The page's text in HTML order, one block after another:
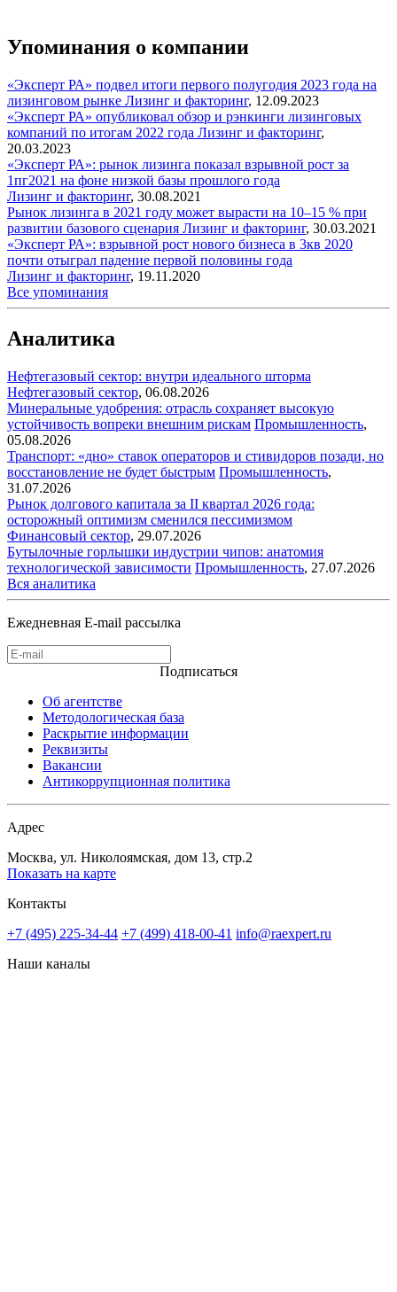
Упоминания о компании
«Эксперт РА» подвел итоги первого полугодия 2023 года на
лизинговом рынке Лизинг и факторинг, 12.09.2023
«Эксперт РА» опубликовал обзор и рэнкинги лизинговых
компаний по итогам 2022 года Лизинг и факторинг,
20.03.2023
«Эксперт РА»: рынок лизинга показал взрывной рост за
1пг2021 на фоне низкой базы прошлого года
Лизинг и факторинг, 30.08.2021
Рынок лизинга в 2021 году может вырасти на 10–15 % при
развитии базового сценария Лизинг и факторинг, 30.03.2021
«Эксперт РА»: взрывной рост нового бизнеса в 3кв 2020
почти отыграл падение первой половины года
Лизинг и факторинг, 19.11.2020
Все упоминания
Аналитика
Нефтегазовый сектор: внутри идеального шторма
Нефтегазовый сектор, 06.08.2026
Минеральные удобрения: отрасль сохраняет высокую
устойчивость вопреки внешним рискам Промышленность,
05.08.2026
Транспорт: «дно» ставок операторов и стивидоров позади, но
восстановление не будет быстрым Промышленность,
31.07.2026
Рынок долгового капитала за II квартал 2026 года:
осторожный оптимизм сменился пессимизмом
Финансовый сектор, 29.07.2026
Бутылочные горлышки индустрии чипов: анатомия
технологической зависимости Промышленность, 27.07.2026
Вся аналитика
Ежедневная E-mail рассылка
Подписаться
Об агентстве
Методологическая база
Раскрытие информации
Реквизиты
Вакансии
Антикоррупционная политика
Адрес
Москва, ул. Николоямская, дом 13, стр.2
Показать на карте
Контакты
+7 (495) 225-34-44 +7 (499) 418-00-41 info@raexpert.ru
Наши каналы